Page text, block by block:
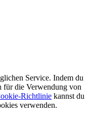
Service. Indem du
die Verwendung von
Richtlinie kannst du
verwenden.